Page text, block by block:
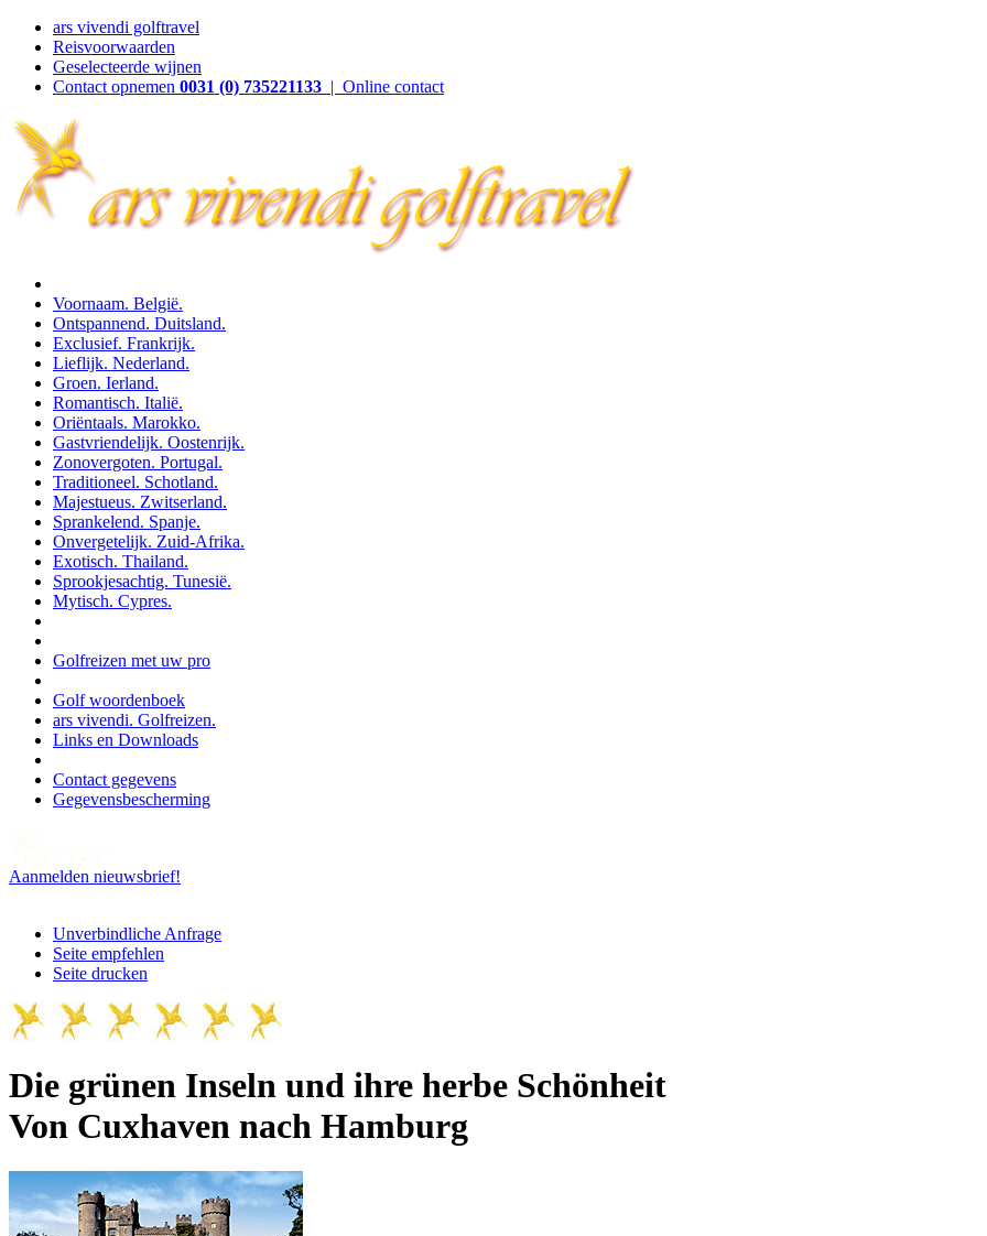
ars vivendi golftravel
Reisvoorwaarden
Geselecteerde wijnen
Contact opnemen 0031 (0) 735221133 | Online contact
Voornaam. België.
Ontspannend. Duitsland.
Exclusief. Frankrijk.
Lieflijk. Nederland.
Groen. Ierland.
Romantisch. Italië.
Oriëntaals. Marokko.
Gastvriendelijk. Oostenrijk.
Zonovergoten. Portugal.
Traditioneel. Schotland.
Majestueus. Zwitserland.
Sprankelend. Spanje.
Onvergetelijk. Zuid-Afrika.
Exotisch. Thailand.
Sprookjesachtig. Tunesië.
Mytisch. Cypres.
Golfreizen met uw pro
Golf woordenboek
ars vivendi. Golfreizen.
Links en Downloads
Contact gegevens
Gegevensbescherming
Aanmelden nieuwsbrief!
Unverbindliche Anfrage
Seite empfehlen
Seite drucken
Die grünen Inseln und ihre herbe Schönheit
Von Cuxhaven nach Hamburg